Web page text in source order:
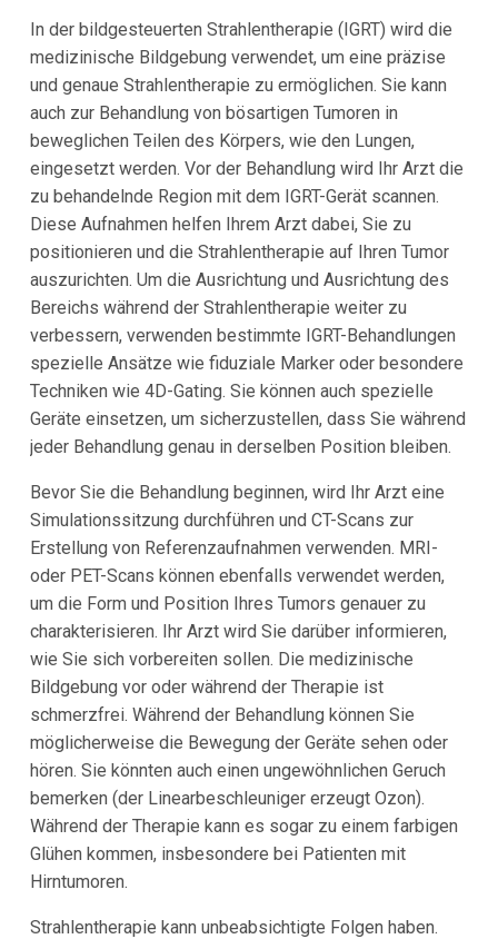
In der bildgesteuerten Strahlentherapie (IGRT) wird die
medizinische Bildgebung verwendet, um eine präzise
und genaue Strahlentherapie zu ermöglichen. Sie kann
auch zur Behandlung von bösartigen Tumoren in
beweglichen Teilen des Körpers, wie den Lungen,
eingesetzt werden. Vor der Behandlung wird Ihr Arzt die
zu behandelnde Region mit dem IGRT-Gerät scannen.
Diese Aufnahmen helfen Ihrem Arzt dabei, Sie zu
positionieren und die Strahlentherapie auf Ihren Tumor
auszurichten. Um die Ausrichtung und Ausrichtung des
Bereichs während der Strahlentherapie weiter zu
verbessern, verwenden bestimmte IGRT-Behandlungen
spezielle Ansätze wie fiduziale Marker oder besondere
Techniken wie 4D-Gating. Sie können auch spezielle
Geräte einsetzen, um sicherzustellen, dass Sie während
jeder Behandlung genau in derselben Position bleiben.
Bevor Sie die Behandlung beginnen, wird Ihr Arzt eine
Simulationssitzung durchführen und CT-Scans zur
Erstellung von Referenzaufnahmen verwenden. MRI-
oder PET-Scans können ebenfalls verwendet werden,
um die Form und Position Ihres Tumors genauer zu
charakterisieren. Ihr Arzt wird Sie darüber informieren,
wie Sie sich vorbereiten sollen. Die medizinische
Bildgebung vor oder während der Therapie ist
schmerzfrei. Während der Behandlung können Sie
möglicherweise die Bewegung der Geräte sehen oder
hören. Sie könnten auch einen ungewöhnlichen Geruch
bemerken (der Linearbeschleuniger erzeugt Ozon).
Während der Therapie kann es sogar zu einem farbigen
Glühen kommen, insbesondere bei Patienten mit
Hirntumoren.
Strahlentherapie kann unbeabsichtigte Folgen haben.